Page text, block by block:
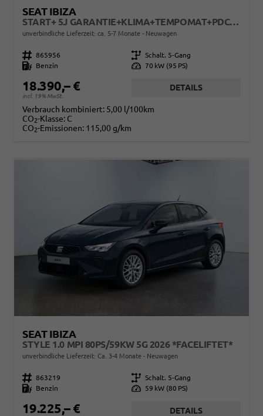
SEAT IBIZA
START+ 5J GARANTIE+KLIMA+TEMPOMAT+PDC+LED+16" ALU
unverbindliche Lieferzeit: ca. 5-7 Monate Neuwagen
Fahrzeugnr. 865956 Getriebe Schalt. 5-Gang
Kraftstoff
Benzin Leistung 70 kW (95 PS)
18.390,– €
incl. 19% MwSt.
DETAILS
Verbrauch kombiniert: 5,00 l/100km
CO2-Klasse: C
CO2-Emissionen: 115,00 g/km
SEAT IBIZA
STYLE 1.0 MPI 80PS/59KW 5G 2026 *FACELIFTET*
unverbindliche Lieferzeit: Ca. 3-4 Monate Neuwagen
Fahrzeugnr. 863219 Getriebe Schalt. 5-Gang
Kraftstoff
Benzin Leistung 59 kW (80 PS)
19.225,– € DETAILS